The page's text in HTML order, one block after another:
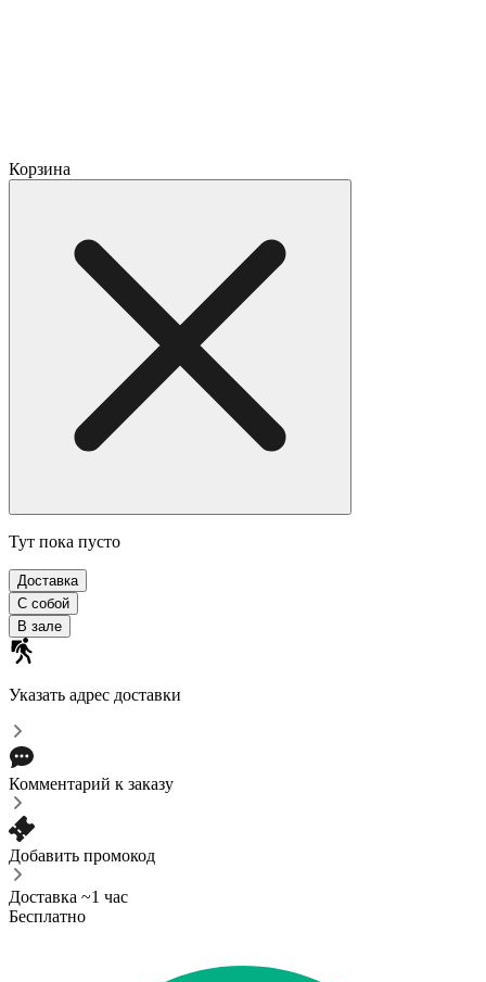
Корзина
Тут пока пусто
Доставка
С собой
В зале
Указать адрес доставки
Комментарий к заказу
Добавить промокод
Доставка ~1 час
Бесплатно